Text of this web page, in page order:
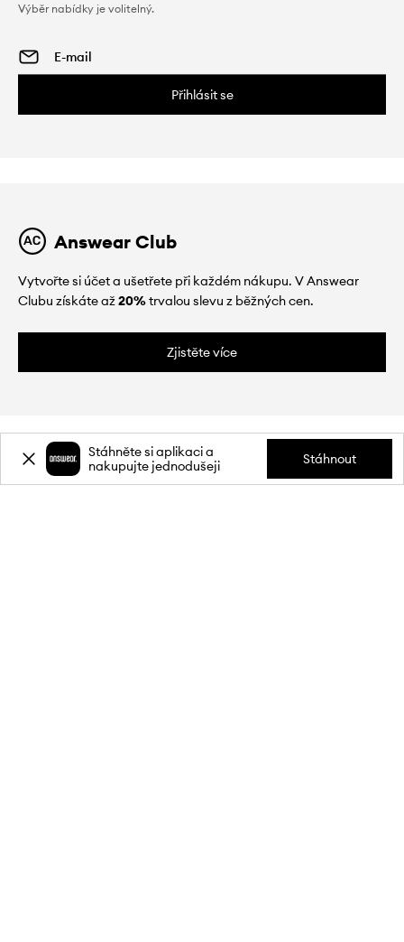
Výběr nabídky je volitelný.
Přihlásit se
Answear Club
Vytvořte si účet a ušetřete při každém nákupu. V Answear
Clubu získáte až20%trvalou slevu z běžných cen.
Zjistěte více
Stáhněte si aplikaci a
nakupujte jednodušeji
Stáhnout